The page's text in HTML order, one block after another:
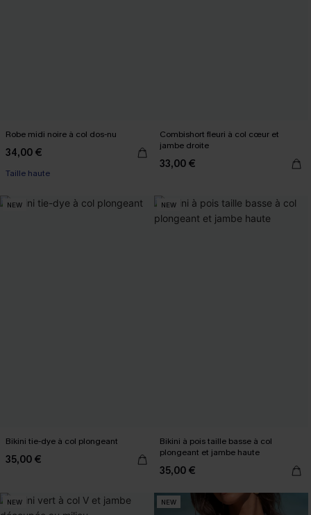
Robe midi noire à col dos-nu
34,00 €
Taille haute
Combishort fleuri à col cœur et
jambe droite
33,00 €
NEW
Bikini tie-dye à col plongeant
35,00 €
NEW
Bikini à pois taille basse à col
plongeant et jambe haute
35,00 €
NEW NEW